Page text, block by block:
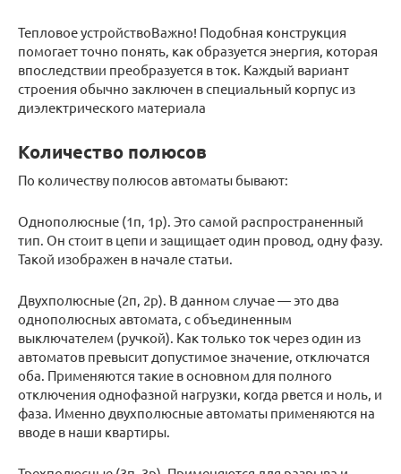
Тепловое устройствоВажно! Подобная конструкция
помогает точно понять, как образуется энергия, которая
впоследствии преобразуется в ток. Каждый вариант
строения обычно заключен в специальный корпус из
диэлектрического материала
Количество полюсов
По количеству полюсов автоматы бывают:
Однополюсные (1п, 1p). Это самой распространенный
тип. Он стоит в цепи и защищает один провод, одну фазу.
Такой изображен в начале статьи.
Двухполюсные (2п, 2p). В данном случае — это два
однополюсных автомата, с объединенным
выключателем (ручкой). Как только ток через один из
автоматов превысит допустимое значение, отключатся
оба. Применяются такие в основном для полного
отключения однофазной нагрузки, когда рвется и ноль, и
фаза. Именно двухполюсные автоматы применяются на
вводе в наши квартиры.